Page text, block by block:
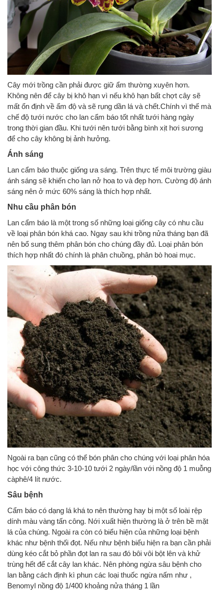
Cây mới trồng cần phải được giữ ẩm thường xuyên hơn.
Không nên để cây bị khô hạn vì nếu khô hạn bất chợt cây sẽ
mất ổn định về ẩm độ và sẽ rụng dần lá và chết.Chính vì thế mà
chế độ tưới nước cho lan cẩm báo tốt nhất tưới hàng ngày
trong thời gian đầu. Khi tưới nên tưới bằng bình xịt hơi sương
để cho cây không bị ảnh hưởng.
Ánh sáng
Lan cẩm báo thuộc giống ưa sáng. Trên thực tế môi trường giàu
ánh sáng sẽ khiến cho lan nở hoa to và đẹp hơn. Cường độ ánh
sáng nên ở mức 60% sáng là thích hợp nhất.
Nhu cầu phân bón
Lan cẩm báo là một trong số những loại giống cây có nhu cầu
về loại phân bón khá cao. Ngay sau khi trồng nửa tháng bạn đã
nên bổ sung thêm phân bón cho chúng đầy đủ. Loại phân bón
thích hợp nhất đó chính là phân chuồng, phân bò hoai mục.
Ngoài ra bạn cũng có thể bón phân cho chúng với loại phân hóa
học với công thức 3-10-10 tưới 2 ngày/lần với nồng độ 1 muỗng
càphê/4 lít nước.
Sâu bệnh
Cẩm báo có dạng lá khá to nên thường hay bị một số loài rệp
dính màu vàng tấn công. Nới xuất hiện thường là ở trên bề mặt
lá của chúng. Ngoài ra còn có biểu hiện của những loại bệnh
khác như bệnh thối đọt. Nếu như bệnh biểu hiện ra bạn cần phải
dùng kéo cắt bỏ phần đọt lan ra sau đó bôi vôi bột lên và khử
trùng hết để cắt cây lan khác. Nên phòng ngừa sâu bệnh cho
lan bằng cách định kì phun các loại thuốc ngừa nấm như ,
Benomyl nồng độ 1/400 khoảng nửa tháng 1 lần